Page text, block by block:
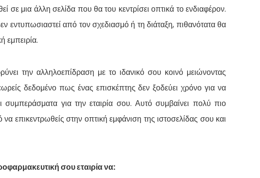
σε μια άλλη σελίδα που θα του κεντρίσει οπτικά το ενδιαφέρον.
εντυπωσιαστεί από τον σχεδιασμό ή τη διάταξη, πιθανότατα θα
εμπειρία.
την αλληλοεπίδραση με το ιδανικό σου κοινό μειώνοντας
δεδομένο πως ένας επισκέπτης δεν ξοδεύει χρόνο για να
συμπεράσματα για την εταιρία σου. Αυτό συμβαίνει πολύ πιο
επικεντρωθείς στην οπτική εμφάνιση της ιστοσελίδας σου και
σου εταιρία να: